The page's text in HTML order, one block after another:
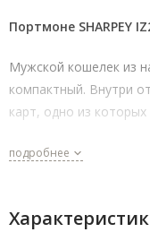
Портмоне SHARPEY
Мужской кошелек из
компактный. Внутри
карт, одно из
подробнее